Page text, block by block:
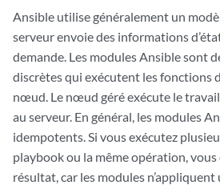
Ansible utilise généralement un
serveur envoie des informations
demande. Les modules Ansible sont
discrètes qui exécutent les fonctions
nœud. Le nœud géré exécute le
au serveur. En général, les modules
idempotents. Si vous exécutez
playbook ou la même opération,
résultat, car les modules